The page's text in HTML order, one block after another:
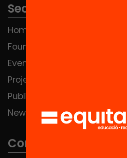
Sections
Home
Foundation
Events
Projects
Publications and videos
News
Contact